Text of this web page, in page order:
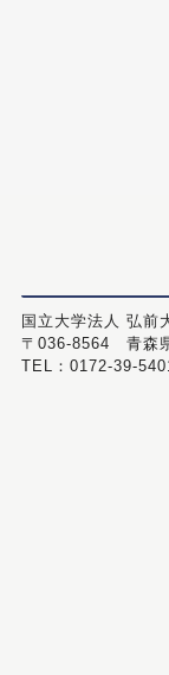
国立大学法人 弘前
〒036-8564 青森
TEL：0172-39-